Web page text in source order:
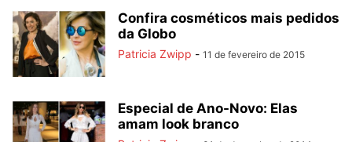
Confira cosméticos mais pedidos
da Globo
Patricia Zwipp - 11 de fevereiro de 2015
Especial de Ano-Novo: Elas
amam look branco